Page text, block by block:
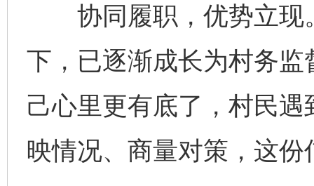
协同履职，优势立现
下，已逐渐成长为村务监
己心里更有底了，村民
映情况、商量对策，这